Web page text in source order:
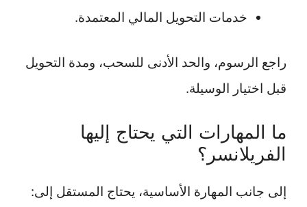
خدمات التحويل المالي المعتمدة.
راجع الرسوم، والحد الأدنى للسحب، ومدة التحويل
قبل اختيار الوسيلة.
ما المهارات التي يحتاج إليها
الفريلانسر؟
إلى جانب المهارة الأساسية، يحتاج المستقل إلى: